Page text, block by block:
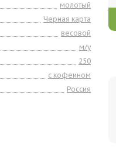
молотый
Черная карта
весовой
м/у
250
с кофеином
Россия